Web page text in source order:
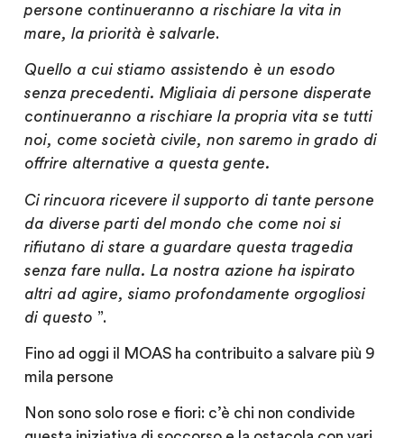
persone continueranno a rischiare la vita in
mare, la priorità è salvarle.
Quello a cui stiamo assistendo è un esodo
senza precedenti. Migliaia di persone disperate
continueranno a rischiare la propria vita se tutti
noi, come società civile, non saremo in grado di
offrire alternative a questa gente.
Ci rincuora ricevere il supporto di tante persone
da diverse parti del mondo che come noi si
rifiutano di stare a guardare questa tragedia
senza fare nulla. La nostra azione ha ispirato
altri ad agire, siamo profondamente orgogliosi
di questo ”.
Fino ad oggi il MOAS ha contribuito a salvare più 9
mila persone
Non sono solo rose e fiori: c’è chi non condivide